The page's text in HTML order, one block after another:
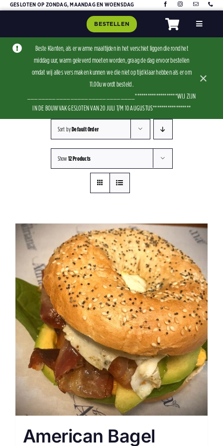
GESLOTEN OP ZONDAG, MAANDAG EN WOENSDAG
Toggle
Contact
BESTELLEN
Beste Klanten, als er warme maaltijden in het verschiet liggen die rond het
middag uur, warm geleverd moeten worden, graag de dag ervoor bestellen
omdat wij alles vers maken kunnen we die niet op tijd klaar hebben als er om
11.00u wordt besteld .
______________________________********************WIJ ZIJN
IN DE BOUWVAK GESLOTEN VAN 20 JULI T/M 10 AUGUSTUS******************
×
Sort byDefault Order
Show12 Products
American Bagel